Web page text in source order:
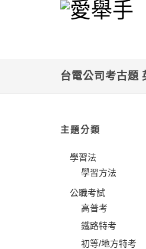
台電公司考古題
主題分類
學習法
學習方法
公職考試
高普考
鐵路特考
初等/地方特考